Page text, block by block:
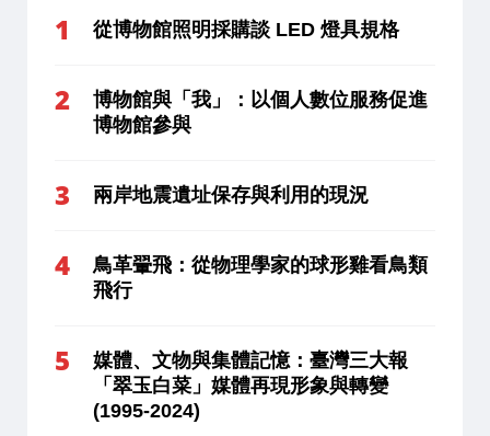
從博物館照明採購談 LED 燈具規格
博物館與「我」：以個人數位服務促進
博物館參與
兩岸地震遺址保存與利用的現況
鳥革翬飛：從物理學家的球形雞看鳥類
飛行
媒體、文物與集體記憶：臺灣三大報
「翠玉白菜」媒體再現形象與轉變
(1995-2024)